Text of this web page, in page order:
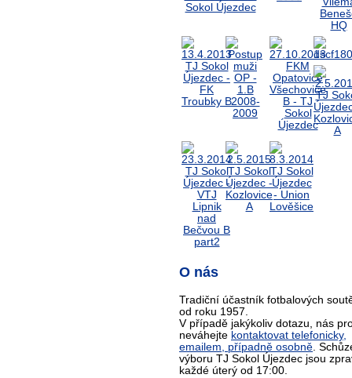
O nás
Tradiční účastník fotbalových
od roku 1957.
V případě jakýkoliv dotazu, nás
neváhejte kontaktovat telefonicky,
emailem, případně osobně.
výboru TJ Sokol Újezdec jsou
každé úterý od 17:00.